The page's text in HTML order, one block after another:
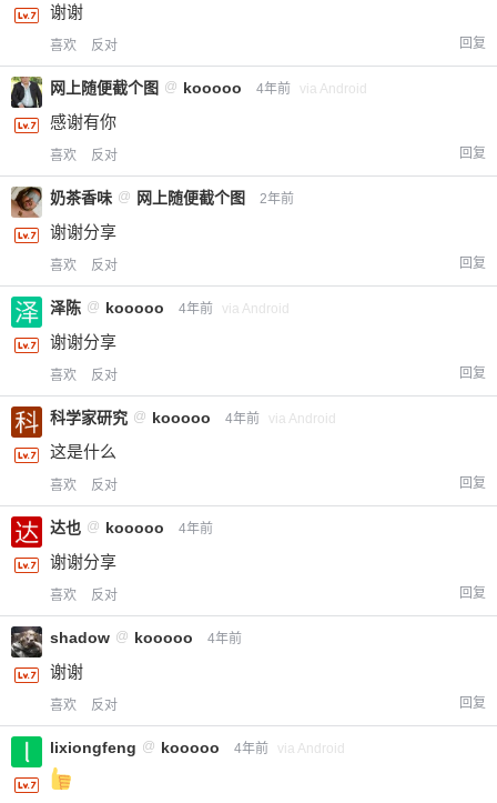
谢谢
喜欢 反对 回复
网上随便截个图 @ kooooo 4年前 via Android
感谢有你
喜欢 反对 回复
奶茶香味 @ 网上随便截个图 2年前
谢谢分享
喜欢 反对 回复
泽陈 @ kooooo 4年前 via Android
谢谢分享
喜欢 反对 回复
科学家研究 @ kooooo 4年前 via Android
这是什么
喜欢 反对 回复
达也 @ kooooo 4年前
谢谢分享
喜欢 反对 回复
shadow @ kooooo 4年前
谢谢
喜欢 反对 回复
lixiongfeng @ kooooo 4年前 via Android